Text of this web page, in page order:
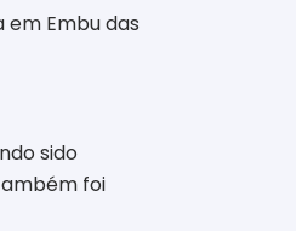
Embu das
sido
foi